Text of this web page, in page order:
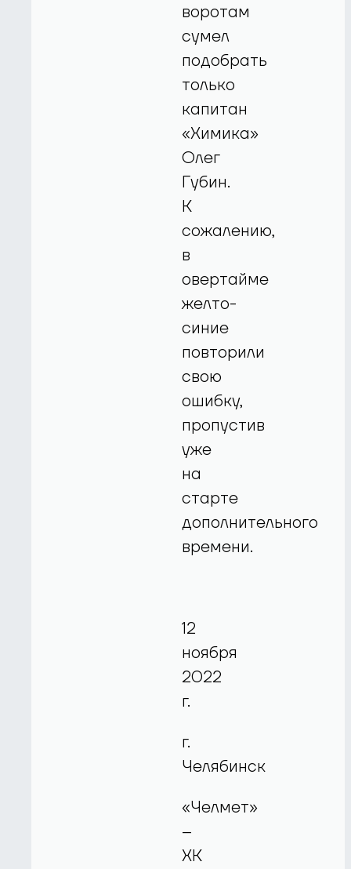
воротам
сумел
подобрать
только
капитан
«Химика»
Олег
Губин.
К
сожалению,
в
овертайме
желто-
синие
повторили
свою
ошибку,
пропустив
уже
на
старте
дополнительного
времени.
12
ноября
2022
г.
г.
Челябинск
«Челмет»
–
ХК